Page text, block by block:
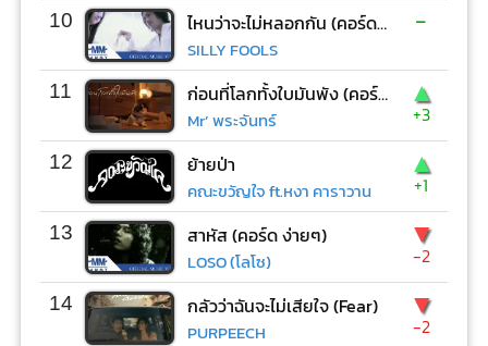
10 ไหนว่าจะไม่หลอกกัน (คอร์ด ง่ายๆ)
SILLY FOOLS
-
11 ก่อนที่โลกทั้งใบมันพัง (คอร์ด ง่ายๆ)
Mr’ พระจันทร์
▲
+3
12 ย้ายป่า
คณะขวัญใจ ft.หงา คาราวาน
▲
+1
13 สาหัส (คอร์ด ง่ายๆ)
LOSO (โลโซ)
▼
-2
14 กลัวว่าฉันจะไม่เสียใจ (Fear)
PURPEECH
▼
-2